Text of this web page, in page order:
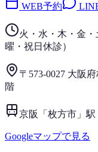
WEB予約
火・水・木・金・
曜・祝日 休診）
〒573-0027 大阪
階
京阪「枚方市」
Googleマップで見る